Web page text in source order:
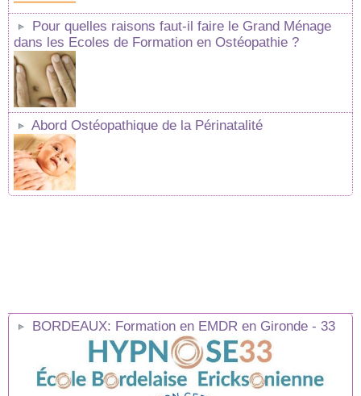
Pour quelles raisons faut-il faire le Grand Ménage
dans les Ecoles de Formation en Ostéopathie ?
Abord Ostéopathique de la Périnatalité
BORDEAUX: Formation en EMDR en Gironde - 33